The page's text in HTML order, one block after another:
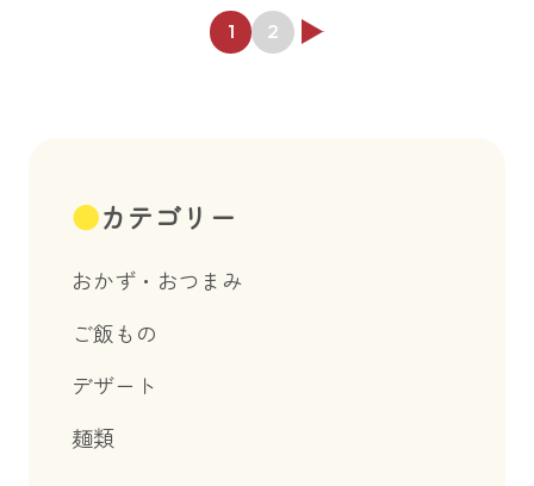
カテゴリー
おかず・おつまみ
ご飯もの
デザート
麺類
1 2